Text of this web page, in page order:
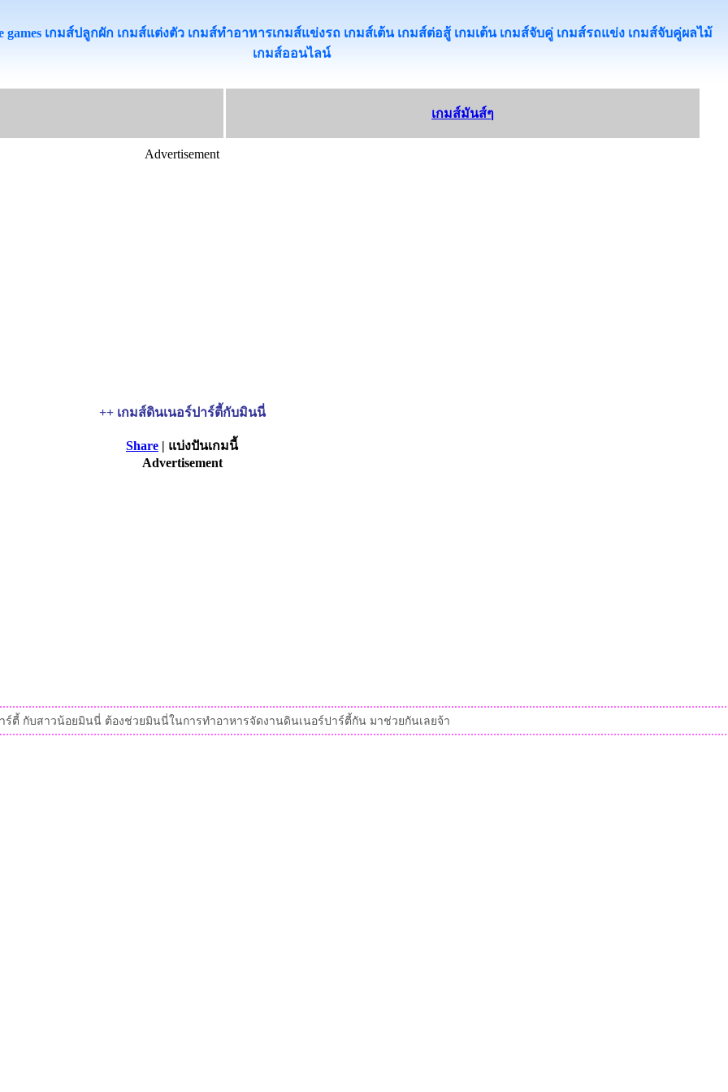
games เกมส์ปลูกผัก เกมส์แต่งตัว เกมส์ทําอาหารเกมส์แข่งรถ เกมส์เต้น เกมส์ต่อสู้ เกมเต้น เกมส์จับคู่ เกมส์รถแข่ง เกมส์จับคู่ผลไม้
เกมส์ออนไลน
เกมส์มันส์ๆ
Advertisement
++ เกมส์ดินเนอร์ปาร์ตี้กับมินนี่
Share | แบ่งปันเกมนี้
Advertisement
ร์ตี้ กับสาวน้อยมินนี่ ต้องช่วยมินนี่ในการทำอาหารจัดงานดินเนอร์ปาร์ตี้กัน มาช่วยกันเลยจ้า